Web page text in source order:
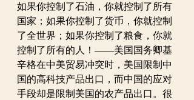
如果你控制了石油，你就控制了所有
国家；如果你控制了货币，你就控制
了全世界；如果你控制了粮食，你就
控制了所有的人！——美国国务卿基
辛格在中美贸易冲突时，美国限制中
国的高科技产品出口，而中国的应对
手段却是限制美国的农产品出口。很